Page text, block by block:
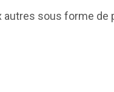
sous forme de